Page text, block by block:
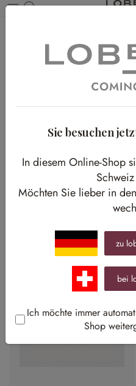
Zarte Blautöne treffen auf
Sie besuchen
In diesem Online-Shop
Möchten Sie lieber in den
zu
bei
Ich möchte immer
Shop